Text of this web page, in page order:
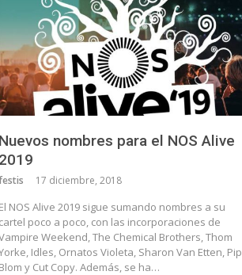
Nuevos nombres para el NOS Alive
2019
17 diciembre, 2018
El NOS Alive 2019 sigue sumando nombres a su
cartel poco a poco, con las incorporaciones de
Weekend, The Chemical Brothers, Thom
Idles, Ornatos Violeta, Sharon Van Etten, Pip
Blom y Cut Copy. Además, se ha…